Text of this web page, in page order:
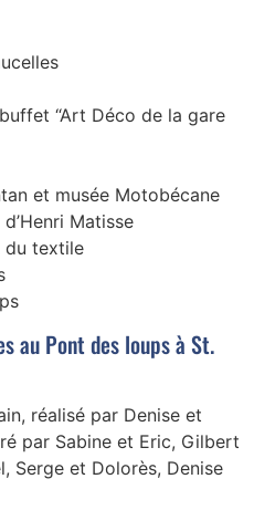
“Art Déco de la gare
et musée Motobécane
Matisse
du textile
au Pont des loups à St.
réalisé par Denise et
par Sabine et Eric, Gilbert
Serge et Dolorès, Denise